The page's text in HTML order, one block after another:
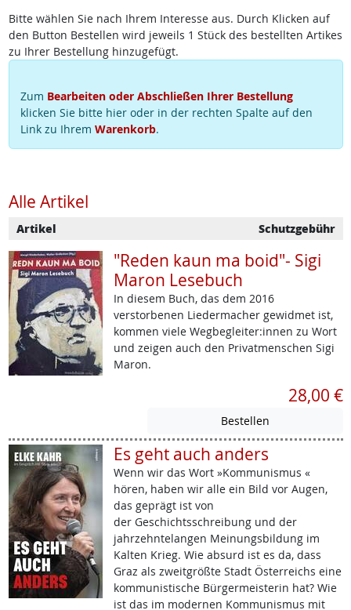
Bitte wählen Sie nach Ihrem Interesse aus. Durch Klicken auf
den Button Bestellen wird jeweils 1 Stück des bestellten Artikes
zu Ihrer Bestellung hinzugefügt.
Zum Bearbeiten oder Abschließen Ihrer Bestellung
klicken Sie bitte hier oder in der rechten Spalte auf den
Link zu Ihrem Warenkorb.
Alle Artikel
Artikel Schutzgebühr
"Reden kaun ma boid"- Sigi
Maron Lesebuch
In diesem Buch, das dem 2016
verstorbenen Liedermacher gewidmet ist,
kommen viele Wegbegleiter:innen zu Wort
und zeigen auch den Privatmenschen Sigi
Maron.
28,00 €
Es geht auch anders
Wenn wir das Wort »Kommunismus «
hören, haben wir alle ein Bild vor Augen,
das geprägt ist von
der Geschichtsschreibung und der
jahrzehntelangen Meinungsbildung im
Kalten Krieg. Wie absurd ist es da, dass
Graz als zweitgrößte Stadt Österreichs eine
kommunistische Bürgermeisterin hat? Wie
ist das im modernen Kommunismus mit